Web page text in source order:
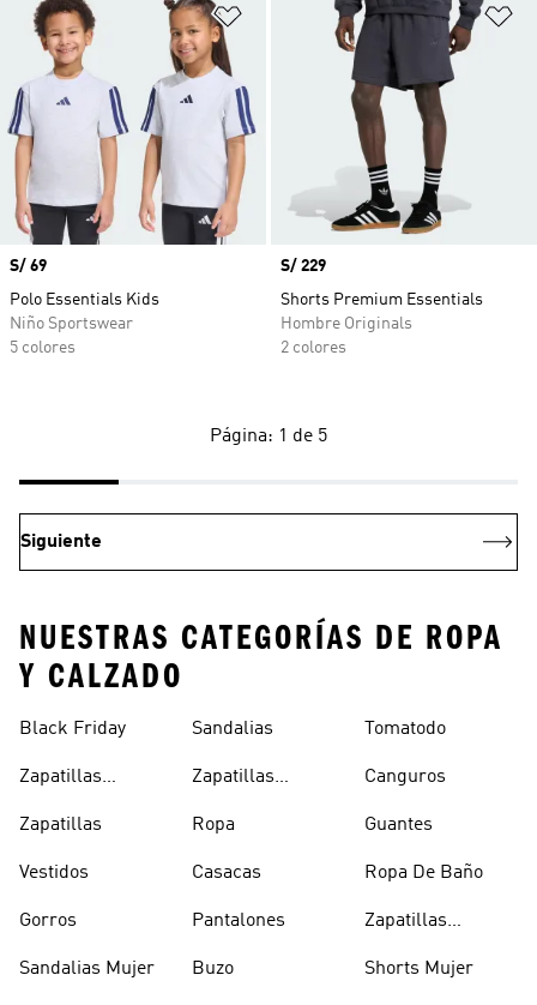
Añadir a la lista de deseos
Precio
S/ 69
Polo Essentials Kids
Niño Sportswear
5 colores
Precio
S/ 229
Shorts Premium Essentials
Hombre Originals
2 colores
Página: 1 de 5
Siguiente
NUESTRAS CATEGORÍAS DE ROPA
Y CALZADO
Black Friday
Zapatillas
Zapatillas
Vestidos
Gorros
Sandalias Mujer
Sandalias
Zapatillas
Ropa
Casacas
Pantalones
Buzo
Tomatodo
Canguros
Guantes
Ropa De Baño
Zapatillas
Shorts Mujer